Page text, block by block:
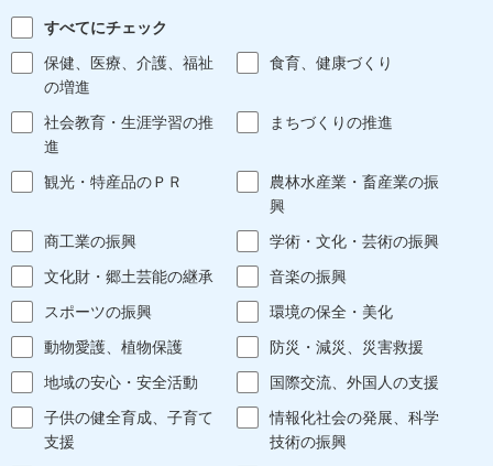
すべてにチェック
保健、医療、介護、福祉
の増進
食育、健康づくり
社会教育・生涯学習の推
進
まちづくりの推進
観光・特産品のＰＲ
農林水産業・畜産業の振
興
商工業の振興
学術・文化・芸術の振興
文化財・郷土芸能の継承
音楽の振興
スポーツの振興
環境の保全・美化
動物愛護、植物保護
防災・減災、災害救援
地域の安心・安全活動
国際交流、外国人の支援
子供の健全育成、子育て
支援
情報化社会の発展、科学
技術の振興